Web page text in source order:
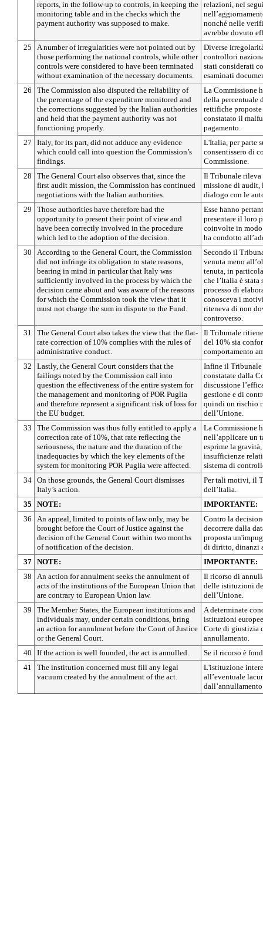
reports, in the follow-up to controls, in keeping the
monitoring table and in the checks which the
payment authority was supposed to make.
relazioni, nel
nonché nelle
avrebbe dovuto
25
A number of irregularities were not pointed out by
those performing the national controls, while other
controls were considered to have been terminated
without examination of the necessary documents.
Diverse
controllori
stati considerati
esaminati
26
The Commission also disputed the reliability of
the percentage of the expenditure monitored and
the corrections suggested by the Italian authorities
and held that the payment authority was not
functioning properly.
La Commissione
della percentuale
rettifiche
constatato il
pagamento.
27
Italy, for its part, did not adduce any evidence
which could call into question the Commission’s
findings.
L'Italia, per parte
consentissero di
Commissione.
28
The General Court also observes that, since the
first audit mission, the Commission has continued
negotiations with the Italian authorities.
Il Tribunale rileva
missione di audit,
dialogo con le
29
Those authorities have therefore had the
opportunity to present their point of view and
have been correctly involved in the procedure
which led to the adoption of the decision.
Esse hanno
presentare il loro
coinvolte in
ha condotto
30
According to the General Court, the Commission
did not infringe its obligation to state reasons,
bearing in mind in particular that Italy was
sufficiently involved in the process by which the
decision came about and was aware of the reasons
for which the Commission took the view that it
must not charge the sum in dispute to the Fund.
Secondo il
venuta meno
tenuta, in
che l’Italia è stata
processo di
conosceva i
riteneva di non
controverso.
31
The General Court also takes the view that the flat-
rate correction of 10% complies with the rules of
administrative conduct.
Il Tribunale
del 10% sia
comportamento
32
Lastly, the General Court considers that the
failings noted by the Commission call into
question the effectiveness of the entire system for
the management and monitoring of POR Puglia
and therefore represent a significant risk of loss for
the EU budget.
Infine il Tribunale
constatate dalla
discussione
gestione e di
quindi un rischio
dell’Unione.
33
The Commission was thus fully entitled to apply a
correction rate of 10%, that rate reflecting the
seriousness, the nature and the duration of the
inadequacies by which the key elements of the
system for monitoring POR Puglia were affected.
La Commissione
nell’applicare un
esprime la
insufficienze
sistema di
34 On those grounds, the General Court dismisses
Italy’s action.
Per tali motivi, il
dell’Italia.
35
NOTE:
IMPORTANTE:
36
An appeal, limited to points of law only, may be
brought before the Court of Justice against the
decision of the General Court within two months
of notification of the decision.
Contro la
decorrere dalla
proposta
di diritto, dinanzi
37 NOTE:
IMPORTANTE:
38
An action for annulment seeks the annulment of
acts of the institutions of the European Union that
are contrary to European Union law.
Il ricorso di
delle istituzioni
dell’Unione.
39
The Member States, the European institutions and
individuals may, under certain conditions, bring
an action for annulment before the Court of Justice
or the General Court.
A determinate
istituzioni
Corte di giustizia
annullamento.
40
If the action is well founded, the act is annulled.
Se il ricorso è
41
The institution concerned must fill any legal
vacuum created by the annulment of the act.
L'istituzione
all’eventuale